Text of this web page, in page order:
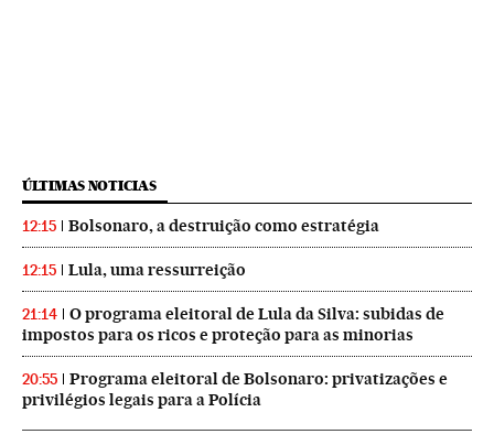
ÚLTIMAS NOTICIAS
12:15 Bolsonaro, a destruição como estratégia
12:15 Lula, uma ressurreição
21:14
O programa eleitoral de Lula da Silva: subidas de
impostos para os ricos e proteção para as minorias
20:55
Programa eleitoral de Bolsonaro: privatizações e
privilégios legais para a Polícia